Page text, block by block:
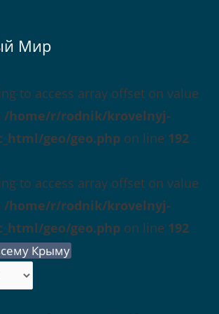
Мир
to access array offset on value
/home/r/rodnik/krovelnyj-
geo/geo.php on line 192
to access array offset on value
/home/r/rodnik/krovelnyj-
geo/geo.php on line 192
Крыму